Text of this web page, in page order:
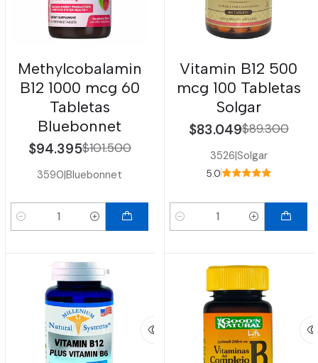
Methylcobalamin
B12 1000 mcg 60
Tabletas
Bluebonnet
$94.395$101.500
3590|Bluebonnet
Cantidad
Vitamin B12 500
mcg 100 Tabletas
Solgar
$83.049$89.300
3526|Solgar
5.0
Cantidad